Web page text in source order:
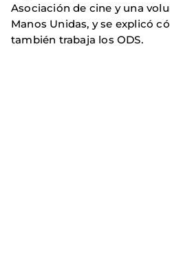
Asociación de cine y una
Manos Unidas, y se explicó
también trabaja los ODS.